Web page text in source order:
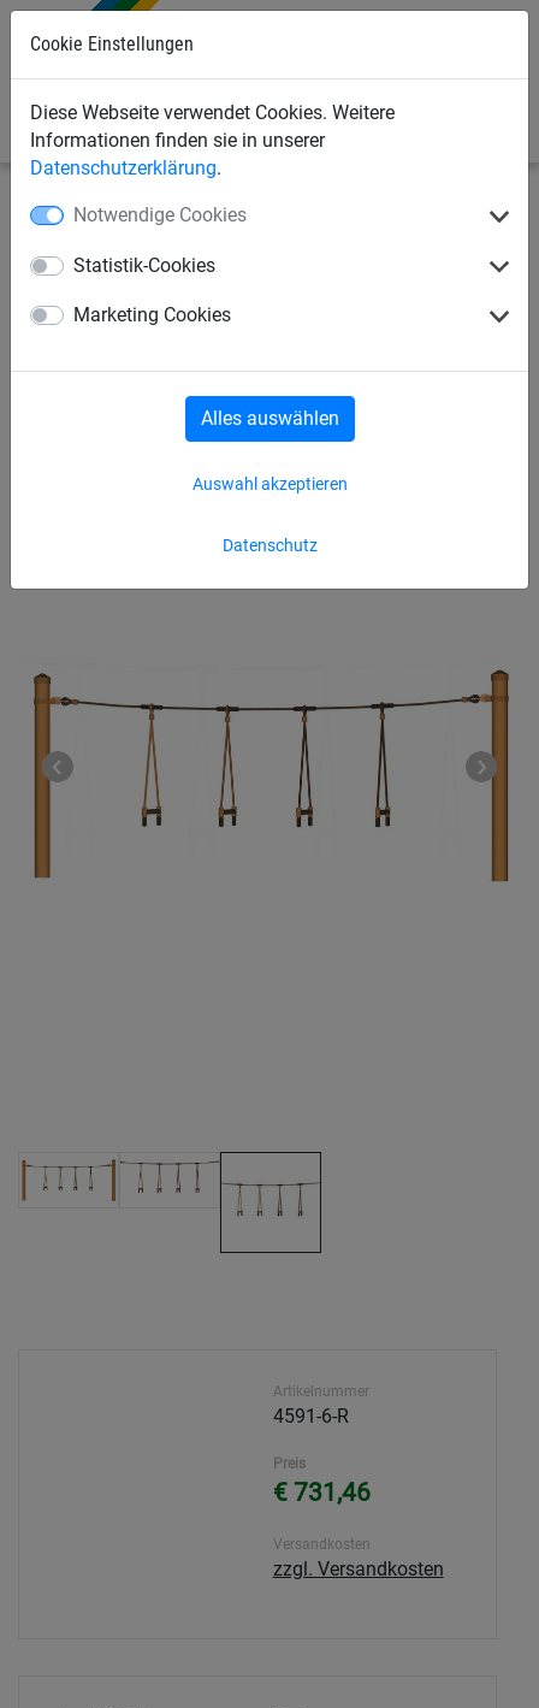
Cookie Einstellungen
Diese Webseite verwendet Cookies. Weitere
Informationen finden sie in unserer
Datenschutzerklärung.
Notwendige Cookies
Statistik-Cookies
Marketing Cookies
Datenschutz
Auswahl akzeptieren
Alles auswählen
Seilspielgeräte Seilparcours "Haiger"
Strickleitersprossen, für
Robinie-Pfosten
Artikelnummer
4591-6-R
Preis
€ 731,46
Versandkosten
zzgl. Versandkosten